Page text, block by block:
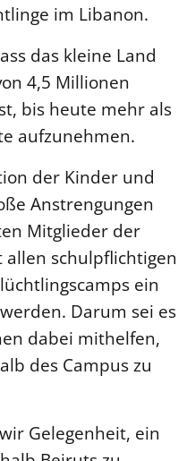
im Libanon.
das kleine Land
4,5 Millionen
bis heute mehr als
aufzunehmen.
der Kinder und
Anstrengungen
Mitglieder der
allen schulpflichtigen
ein
Darum sei es
dabei mithelfen,
des Campus zu
Gelegenheit, ein